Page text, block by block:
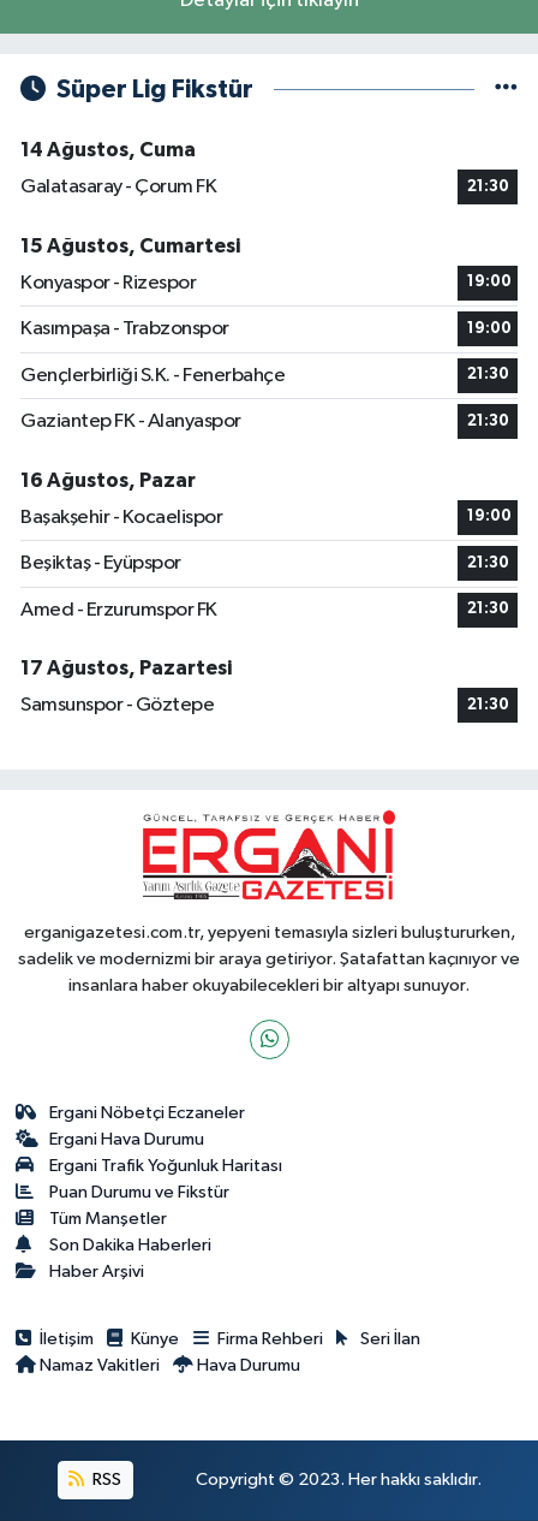
Süper Lig Fikstür
14 Ağustos, Cuma
Galatasaray - Çorum FK
21:30
15 Ağustos, Cumartesi
Konyaspor - Rizespor
19:00
Kasımpaşa - Trabzonspor 19:00
Gençlerbirliği S.K. - Fenerbahçe 21:30
Gaziantep FK - Alanyaspor 21:30
16 Ağustos, Pazar
Başakşehir - Kocaelispor
19:00
Beşiktaş - Eyüpspor 21:30
Amed - Erzurumspor FK 21:30
17 Ağustos, Pazartesi
Samsunspor - Göztepe
21:30
erganigazetesi.com.tr, yepyeni temasıyla sizleri buluştururken,
sadelik ve modernizmi bir araya getiriyor. Şatafattan kaçınıyor ve
insanlara haber okuyabilecekleri bir altyapı sunuyor.
Ergani Nöbetçi Eczaneler
Ergani Hava Durumu
Ergani Trafik Yoğunluk Haritası
Puan Durumu ve Fikstür
Tüm Manşetler
Son Dakika Haberleri
Haber Arşivi
İletişim Künye Firma Rehberi
Seri İlan
Namaz Vakitleri
Hava Durumu
RSS Copyright © 2023. Her hakkı saklıdır.